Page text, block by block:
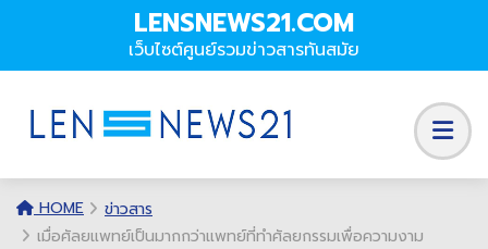
LENSNEWS21.COM
เว็บไซต์ศูนย์รวมข่าวสารทันสมัย
HOME
ข่าวสาร
เมื่อศัลยแพทย์เป็นมากกว่าแพทย์ที่ทำศัลยกรรมเพื่อความงาม